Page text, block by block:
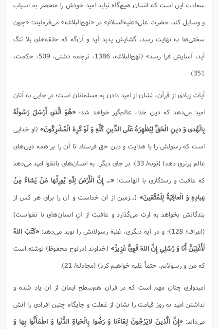
سعادت این است که انسان هیچ‌گاه نباید امید خودش را منحصر به اسباب
و وسایل کند. حضرت علی‌«علیه‌السلام» در «نهج‌البلاغه» می‌فرمایند: «چون
سختی‌ها به نهایت رسد، گشایش پدید آید و آن‌گه که حلقه‌های بلا تنگ
آید، آسایش فرا رسد» (نهج‌البلاغه، 1386، ترجمه دشتی، 509، حکمت،
351).
آیات زیادی از قرآن، نشان از امید دادن به مسلمانان است؛ در جایی به آنان
امید می‌دهد كه دین خدا، عالم‌گیر خواهد شد؛ «هُوَ الَّذي أَرْسَلَ رَسُولَهُ
بِالْهُدى وَ دينِ الْحَقِّ لِيُظْهِرَهُ عَلَى الدِّينِ كُلِّهِ وَ لَوْ كَرِهَ الْمُشْرِكُونَ»(او خدایی
است كه رسولش را با هدایت و دین حق فرستاد تا آن را بر همه‌ دین‌های
عالم برتری دهد) (توبه/ 33). در جای دیگر، به انسان‌های باتقوا امید می‌دهد
كه عاقبت و رستگاری با آنهاست: «... إِنَّ الْأَرْضَ لِلّهِ يُورِثُها مَنْ يَشاءُ مِنْ
عِبادِهِ وَ الْعاقِبَةُ لِلْمُتَّقينَ»(...زمین از آن خداست و آن را برای هر كس از
بندگانش بخواهد به ارث می‌گذارد و عاقبت از آنِ انسان‌های با تقواست)
(اعراف/ 128)؛ و در آیة دیگری، غلبة رسولانش را نوید می‌دهد:
«كَتَبَ اللهُ
لَأَغْلِبَنَّ أَنَا وَ رُسُلِي إِنَّ اللهَ قَوِىٌّ عَزِيزٌ»(خداوند (درلوح محفوظ) نوشته است
كه من و رسولانم، حتماً غلبه خواهیم كرد)‌ (مجادله/ 21).
امیدواری چنان مهم است که در قرآن هم‌سطح ایمان از آن یاد شده و
نداشتن امید به روز قیامت را نشان از غفلت و جایگاه چنین افرادی را آتش
می‌داند: «إِنَّ الَّذينَ لايَرْجُونَ لِقاءَنا وَ رَضُوا بِالْحَياةِ الدُّنْيا وَ اطْمَأَنُّوا بِها وَ